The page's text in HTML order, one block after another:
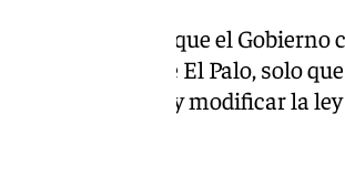
los populares es que el
los vecinos de El Palo, solo
ponerle solución y modificar la